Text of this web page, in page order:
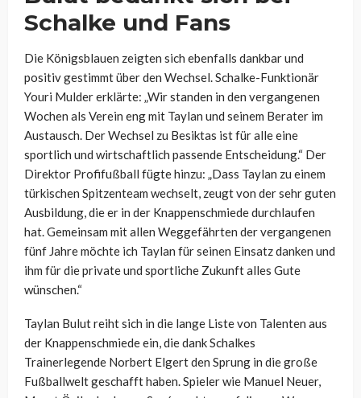
Schalke und Fans
Die Königsblauen zeigten sich ebenfalls dankbar und
positiv gestimmt über den Wechsel. Schalke-Funktionär
Youri Mulder erklärte: „Wir standen in den vergangenen
Wochen als Verein eng mit Taylan und seinem Berater im
Austausch. Der Wechsel zu Besiktas ist für alle eine
sportlich und wirtschaftlich passende Entscheidung.“ Der
Direktor Profifußball fügte hinzu: „Dass Taylan zu einem
türkischen Spitzenteam wechselt, zeugt von der sehr guten
Ausbildung, die er in der Knappenschmiede durchlaufen
hat. Gemeinsam mit allen Weggefährten der vergangenen
fünf Jahre möchte ich Taylan für seinen Einsatz danken und
ihm für die private und sportliche Zukunft alles Gute
wünschen.“
Taylan Bulut reiht sich in die lange Liste von Talenten aus
der Knappenschmiede ein, die dank Schalkes
Trainerlegende Norbert Elgert den Sprung in die große
Fußballwelt geschafft haben. Spieler wie Manuel Neuer,